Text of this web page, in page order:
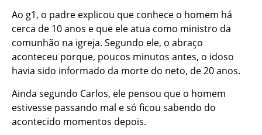
Ao g1, o padre explicou que conhece o homem há
cerca de 10 anos e que ele atua como ministro da
comunhão na igreja. Segundo ele, o abraço
aconteceu porque, poucos minutos antes, o idoso
havia sido informado da morte do neto, de 20 anos.
Ainda segundo Carlos, ele pensou que o homem
estivesse passando mal e só ficou sabendo do
acontecido momentos depois.